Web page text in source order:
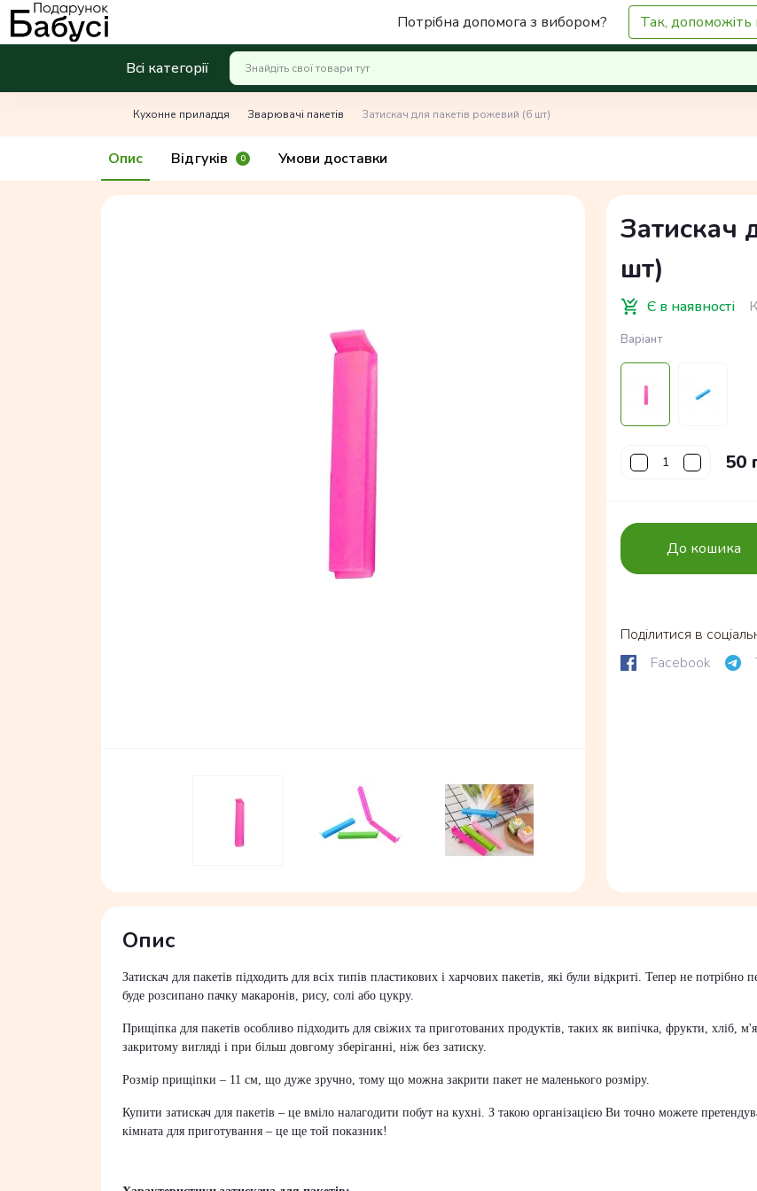
Потрібна допомога з вибором? Так, допоможіть
Всі категорії
Кухонне приладдя Зварювачі пакетів Затискач для пакетів рожевий (6 шт)
Опис Відгуків 0 Умови доставки
Затискач
шт)
Є в наявності
Варіант
50
До кошика
Поділитися в
Facebook
Опис
Затискач для пакетів підходить для всіх типів пластикових і харчових пакетів, які були відкриті. Тепер не
буде розсипано пачку макаронів, рису, солі або цукру.
Прищіпка для пакетів особливо підходить для свіжих та приготованих продуктів, таких як випічка, фрукти, хліб,
закритому вигляді і при більш довгому зберіганні, ніж без затиску.
Розмір прищіпки – 11 см, що дуже зручно, тому що можна закрити пакет не маленького розміру.
Купити затискач для пакетів – це вміло налагодити побут на кухні. З такою організацією Ви точно можете
кімната для приготування – це ще той показник!